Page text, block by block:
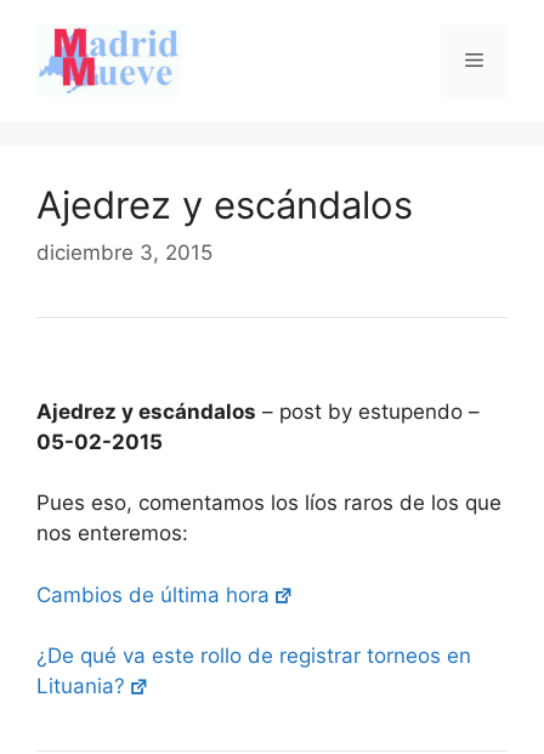
contenido
Menú
Ajedrez y escándalos
diciembre 3, 2015
Ajedrez y escándalos – post by estupendo –
05-02-2015
Pues eso, comentamos los líos raros de los que
nos enteremos:
Cambios de última hora
¿De qué va este rollo de registrar torneos en
Lituania?